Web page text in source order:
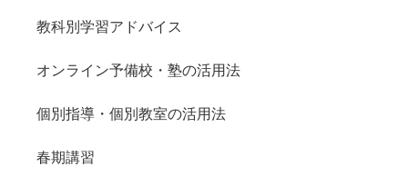
教科別学習アドバイス
オンライン予備校・塾の活用法
個別指導・個別教室の活用法
春期講習